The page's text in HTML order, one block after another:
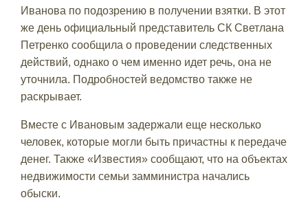
Иванова по подозрению в получении взятки. В этот
же день официальный представитель СК Светлана
Петренко сообщила о проведении следственных
действий, однако о чем именно идет речь, она не
уточнила. Подробностей ведомство также не
раскрывает.
Вместе с Ивановым задержали еще несколько
человек, которые могли быть причастны к передаче
денег. Также «Известия» сообщают, что на объектах
недвижимости семьи замминистра начались
обыски.